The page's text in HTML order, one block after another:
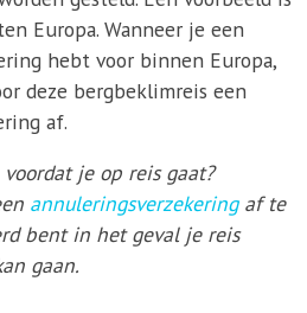
Europa. Wanneer je een
hebt voor binnen Europa,
deze bergbeklimreis een
af.
je op reis gaat?
annuleringsverzekeringaf te
bent in het geval je reis
gaan.